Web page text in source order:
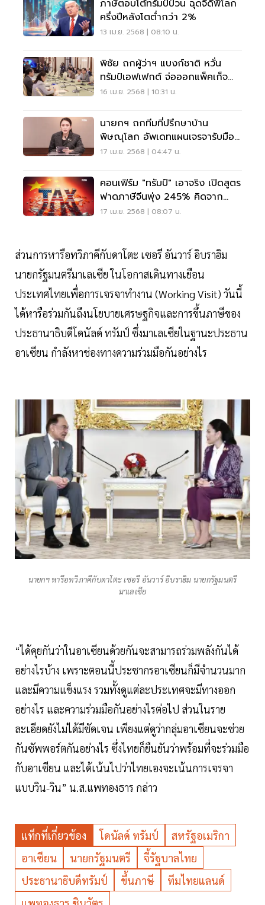
ภาษีตอบโต้ทรัมป์ป่วน ฉุดจีดีพีโลก
ครึ่งปีหลังโตต่ำกว่า 2%
13 เม.ย. 2568 | 08:10 น.
พิชัย ถกผู้ว่าฯ แบงก์ชาติ หวั่น
ทรัมป์เอฟเฟกต์ จ่อออกแพ็คเก็จ
เติมสภาพคล่อง
16 เม.ย. 2568 | 10:31 น.
นายกฯ ถกทีมที่ปรึกษาบ้าน
พิษณุโลก อัพเดทแผนเจรจารับมือ
ทรัมป์
17 เม.ย. 2568 | 04:47 น.
คอนเฟิร์ม "ทรัมป์" เอาจริง เปิดสูตร
ฟาดภาษีจีนพุ่ง 245% คิดจาก
อะไร?
17 เม.ย. 2568 | 08:07 น.
ส่วนการหารือทวิภาคีกับดาโตะ เซอรี อันวาร์ อิบราฮิม
นายกรัฐมนตรีมาเลเซีย ในโอกาสเดินทางเยือน
ประเทศไทยเพื่อการเจรจาทำงาน (Working Visit) วันนี้
ได้หารือร่วมกันถึงนโยบายเศรษฐกิจและการขึ้นภาษีของ
ประธานาธิบดีโดนัลด์ ทรัมป์ ซึ่งมาเลเซียในฐานะประธาน
อาเซียน กำลังหาช่องทางความร่วมมือกันอย่างไร
นายกฯ หารือทวิภาคีกับดาโตะ เซอรี อันวาร์ อิบราฮิม นายกรัฐมนตรี
มาเลเซีย
“ได้คุยกันว่าในอาเซียนด้วยกันจะสามารถร่วมพลังกันได้
อย่างไรบ้าง เพราะตอนนี้ประชากรอาเซียนก็มีจำนวนมาก
และมีความแข็งแรง รวมทั้งดูแต่ละประเทศจะมีทางออก
อย่างไร และความร่วมมือกันอย่างไรต่อไป ส่วนในราย
ละเอียดยังไม่ได้มีชัดเจน เพียงแต่ดูว่ากลุ่มอาเซียนจะช่วย
กันซัพพอร์ตกันอย่างไร ซึ่งไทยก็ยืนยันว่าพร้อมที่จะร่วมมือ
กับอาเซียน และได้เน้นไปว่าไทยเองจะเน้นการเจรจา
แบบวิน-วิน” น.ส.แพทองธาร กล่าว
แท็กที่เกี่ยวข้อง โดนัลด์ ทรัมป์
สหรัฐอเมริกา
อาเซียน
นายกรัฐมนตรี
จี้รัฐบาลไทย
ประธานาธิบดีทรัมป์
ขึ้นภาษี
ทีมไทยแลนด์